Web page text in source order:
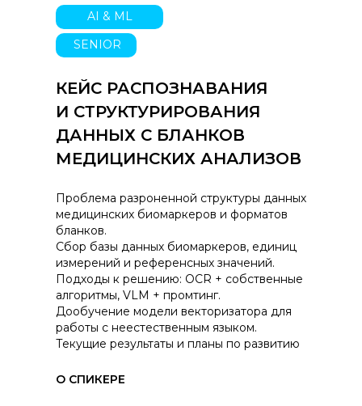
SENIOR
AI & ML
О СПИКЕРЕ
Проблема разроненной структуры данных
медицинских биомаркеров и форматов
бланков.
Сбор базы данных биомаркеров, единиц
измерений и референсных значений.
Подходы к решению: OCR + собственные
алгоритмы, VLM + промтинг.
Дообучение модели векторизатора для
работы с неестественным языком.
Текущие результаты и планы по развитию
КЕЙС РАСПОЗНАВАНИЯ
И СТРУКТУРИРОВАНИЯ
ДАННЫХ С БЛАНКОВ
МЕДИЦИНСКИХ АНАЛИЗОВ